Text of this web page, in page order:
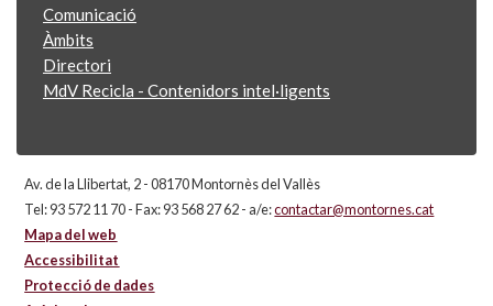
Comunicació
Àmbits
Directori
MdV Recicla - Contenidors intel·ligents
Av. de la Llibertat, 2 - 08170 Montornès del Vallès
Tel: 93 572 11 70 - Fax: 93 568 27 62 - a/e:contactar@montornes.cat
Mapa del web
Accessibilitat
Protecció de dades